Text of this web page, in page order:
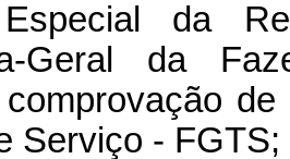
Especial da
Geral da
Serviço - FGTS;